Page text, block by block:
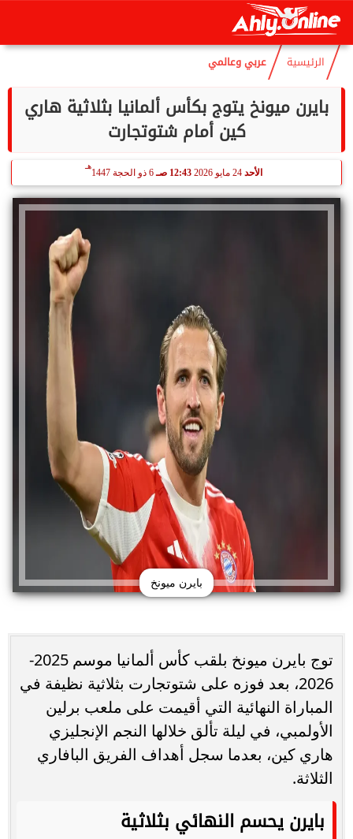
الأحد
الرئيسية عربي وعالمي
بايرن ميونخ يتوج بكأس ألمانيا بثلاثية هاري
كين أمام شتوتجارت
الأحد 24 مايو 2026 12:43 صـ 6 ذو الحجة 1447
هـ
بايرن ميونخ
توج بايرن ميونخ بلقب كأس ألمانيا موسم 2025-
2026، بعد فوزه على شتوتجارت بثلاثية نظيفة في
المباراة النهائية التي أقيمت على ملعب برلين
الأولمبي، في ليلة تألق خلالها النجم الإنجليزي
هاري كين، بعدما سجل أهداف الفريق البافاري
الثلاثة.
بايرن يحسم النهائي بثلاثية